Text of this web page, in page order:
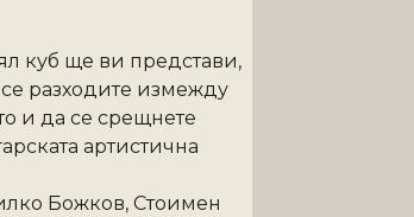
куб ще ви представи,
разходите измежду
и да се срещнете
артистична
Божков, Стоимен